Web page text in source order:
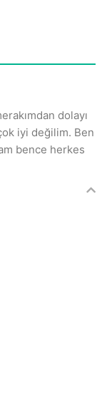
dolayı
iyi değilim. Ben
bence herkes